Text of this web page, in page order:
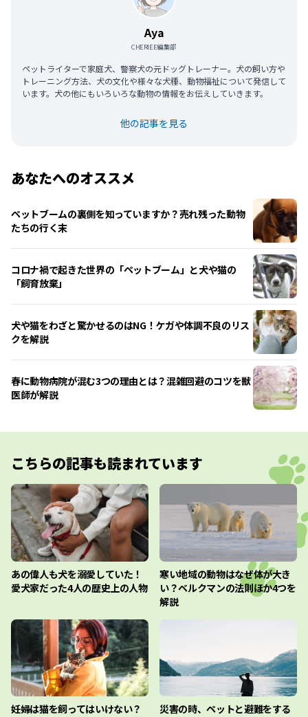
Aya
CHERIEE編集部
ペットライターで家庭犬、警察犬の元ドッグトレーナー。犬の飼い方や
トレーニング方法、犬の文化や様々な犬種、動物福祉について発信して
います。犬の他にもいろいろな動物の情報をお伝えしていきます。
他の記事を見る
あなたへのオススメ
ペットブームの裏側を知っていますか？売れ残った動物
たちの行く末
コロナ禍で起きた世界の「ペットブーム」と犬や猫の
「飼育放棄」
犬や猫をわざと驚かせるのはNG！ケガや体調不良のリス
クを解説
春に動物病院が混む3つの理由とは？混雑回避のコツを獣
医師が解説
こちらの記事も読まれています
あの偉人も犬を溺愛していた！
愛犬家だった4人の歴史上の人物
寒い地域の動物はなぜ体が大き
い？ベルクマンの法則ほか4つを
解説
妊婦は猫を飼ってはいけない？
災害の時、ペットと避難をする